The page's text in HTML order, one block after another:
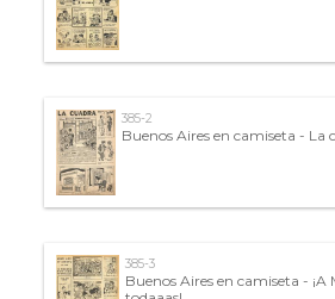
385-2
Buenos Aires en camiseta - La
385-3
Buenos Aires en camiseta -